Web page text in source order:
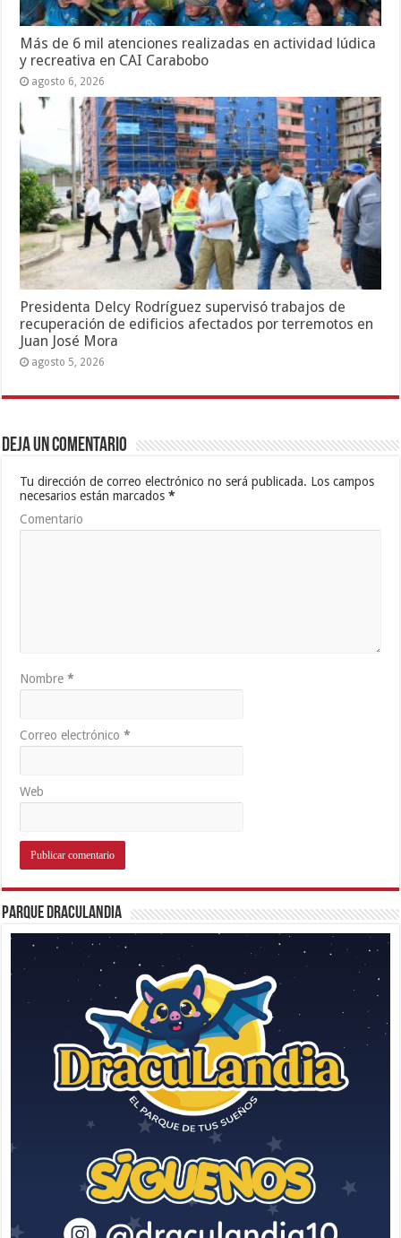
Más de 6 mil atenciones realizadas en actividad lúdica
y recreativa en CAI Carabobo
agosto 6, 2026
Presidenta Delcy Rodríguez supervisó trabajos de
recuperación de edificios afectados por terremotos en
Juan José Mora
agosto 5, 2026
Deja un comentario
Tu dirección de correo electrónico no será publicada. Los campos
necesarios están marcados*
Comentario
Nombre*
Correo electrónico*
Web
Parque Draculandia